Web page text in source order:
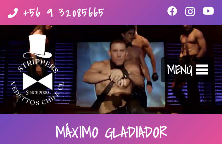
+56 9 32085665
MENÚ
MÁXIMO GLADIADOR